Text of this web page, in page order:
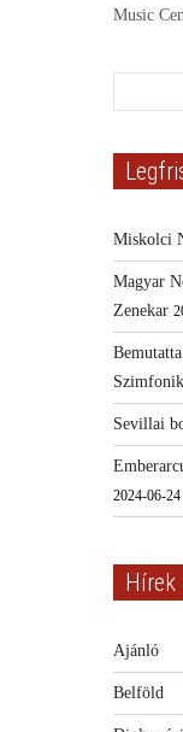
Music
Miskolci
Magyar
Zenekar
Sevillai
2024-06-24
Hírek
Ajánló
Belföld